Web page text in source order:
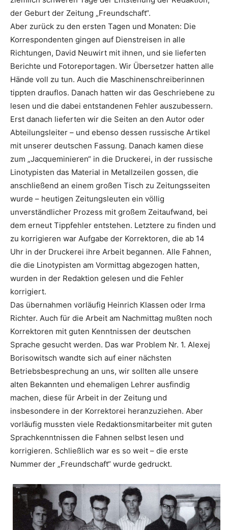
der Geburt der Zeitung „Freundschaft“.
Aber zurück zu den ersten Tagen und Monaten: Die
Korrespondenten gingen auf Dienstreisen in alle
Richtungen, David Neuwirt mit ihnen, und sie lieferten
Berichte und Fotoreportagen. Wir Übersetzer hatten alle
Hände voll zu tun. Auch die Maschinenschreiberinnen
tippten drauflos. Danach hatten wir das Geschriebene zu
lesen und die dabei entstandenen Fehler auszubessern.
Erst danach lieferten wir die Seiten an den Autor oder
Abteilungsleiter – und ebenso dessen russische Artikel
mit unserer deutschen Fassung. Danach kamen diese
zum „Jacqueminieren“ in die Druckerei, in der russische
Linotypisten das Material in Metallzeilen gossen, die
anschließend an einem großen Tisch zu Zeitungsseiten
wurde – heutigen Zeitungsleuten ein völlig
unverständlicher Prozess mit großem Zeitaufwand, bei
dem erneut Tippfehler entstehen. Letztere zu finden und
zu korrigieren war Aufgabe der Korrektoren, die ab 14
Uhr in der Druckerei ihre Arbeit begannen. Alle Fahnen,
die die Linotypisten am Vormittag abgezogen hatten,
wurden in der Redaktion gelesen und die Fehler
korrigiert.
Das übernahmen vorläufig Heinrich Klassen oder Irma
Richter. Auch für die Arbeit am Nachmittag mußten noch
Korrektoren mit guten Kenntnissen der deutschen
Sprache gesucht werden. Das war Problem Nr. 1. Alexej
Borisowitsch wandte sich auf einer nächsten
Betriebsbesprechung an uns, wir sollten alle unsere
alten Bekannten und ehemaligen Lehrer ausfindig
machen, diese für Arbeit in der Zeitung und
insbesondere in der Korrektorei heranzuziehen. Aber
vorläufig mussten viele Redaktionsmitarbeiter mit guten
Sprachkenntnissen die Fahnen selbst lesen und
korrigieren. Schließlich war es so weit – die erste
Nummer der „Freundschaft“ wurde gedruckt.